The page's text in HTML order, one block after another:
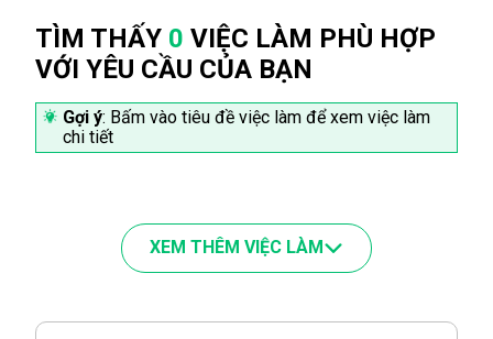
TÌM THẤY 0 VIỆC LÀM PHÙ HỢP
VỚI YÊU CẦU CỦA BẠN
Gợi ý: Bấm vào tiêu đề việc làm để xem việc làm
chi tiết
XEM THÊM VIỆC LÀM